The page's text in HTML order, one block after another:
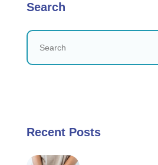
Search
Recent Posts